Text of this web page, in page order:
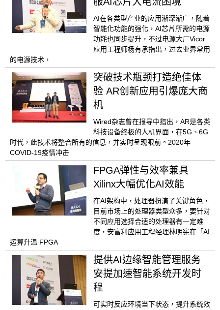
AI在各类型产业的应用渐深渐广，随着
智能化功能的强化，AI芯片所需的电源
功耗也同步提升，不过电源大厂Vicor
应用工程师杨有承指出，过去业界常用
的电源技术，
突破技术瓶颈打造绝佳体
验 AR创新应用引爆庞大商
机
Wired杂志曾在报导中指出，AR是各类
科技设备终极的人机界面，在5G、6G
时代，此技术将整合所有的信息，并实时呈现眼前。2020年
COVID-19疫情冲击
FPGA弹性与效率兼具
Xilinx大幅优化AI效能
在AI架构中，处理器扮演了关键角色，
目前市场上的处理器类型众多，要针对
不同应用选择合适的处理器有一定难
度，安富利应用工程经理林明宪在「AI
运算升温 FPGA
提供AI边缘智能管理服务
安提加速智能系统开发时
程
可实时反应环境当下状态，提升系统效